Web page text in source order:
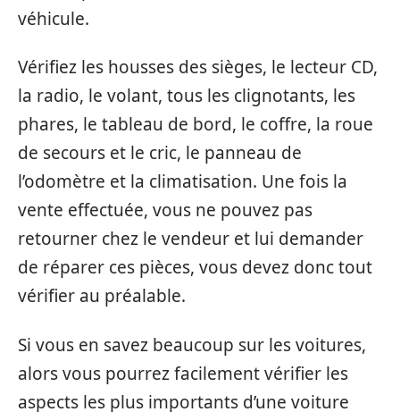
véhicule.
Vérifiez les housses des sièges, le lecteur CD,
la radio, le volant, tous les clignotants, les
phares, le tableau de bord, le coffre, la roue
de secours et le cric, le panneau de
l’odomètre et la climatisation. Une fois la
vente effectuée, vous ne pouvez pas
retourner chez le vendeur et lui demander
de réparer ces pièces, vous devez donc tout
vérifier au préalable.
Si vous en savez beaucoup sur les voitures,
alors vous pourrez facilement vérifier les
aspects les plus importants d’une voiture